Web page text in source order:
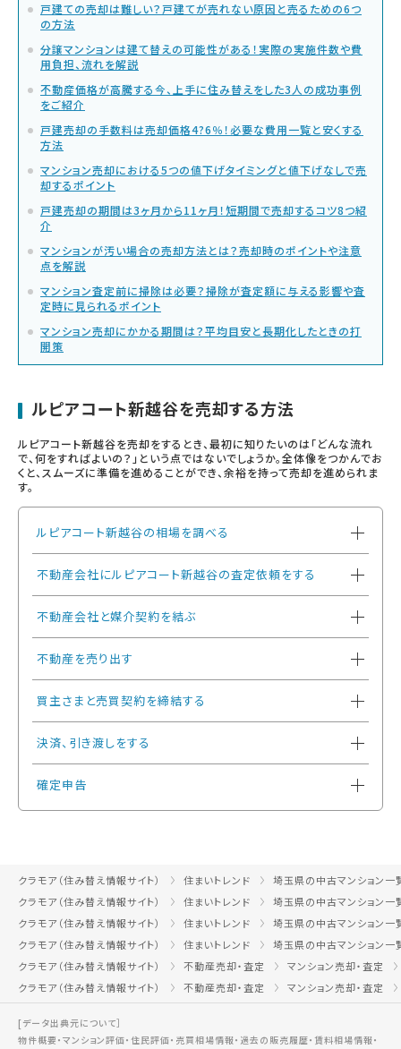
戸建ての売却は難しい？戸建てが売れない原因と売るための6つ
の方法
分譲マンションは建て替えの可能性がある！実際の実施件数や費
用負担、流れを解説
不動産価格が高騰する今、上手に住み替えをした3人の成功事例
をご紹介
戸建売却の手数料は売却価格4?6％！必要な費用一覧と安くする
方法
マンション売却における5つの値下げタイミングと値下げなしで売
却するポイント
戸建売却の期間は3ヶ月から11ヶ月！短期間で売却するコツ8つ紹
介
マンションが汚い場合の売却方法とは？売却時のポイントや注意
点を解説
マンション査定前に掃除は必要？掃除が査定額に与える影響や査
定時に見られるポイント
マンション売却にかかる期間は？平均目安と長期化したときの打
開策
ルピアコート新越谷を売却する方法
ルピアコート新越谷を売却をするとき、最初に知りたいのは「どんな流れ
で、何をすればよいの？」という点ではないでしょうか。全体像をつかんでお
くと、スムーズに準備を進めることができ、余裕を持って売却を進められま
す。
ルピアコート新越谷の相場を調べる
不動産会社にルピアコート新越谷の査定依頼をする
不動産会社と媒介契約を結ぶ
不動産を売り出す
買主さまと売買契約を締結する
決済、引き渡しをする
確定申告
クラモア（住み替え情報サイト） 住まいトレンド
埼玉県の中古マンション一
クラモア（住み替え情報サイト）
住まいトレンド
埼玉県の中古マンション一
クラモア（住み替え情報サイト）
住まいトレンド
埼玉県の中古マンション一
クラモア（住み替え情報サイト）
住まいトレンド
埼玉県の中古マンション一
クラモア（住み替え情報サイト）
不動産売却・査定
マンション売却・査定
クラモア（住み替え情報サイト）
不動産売却・査定 マンション売却・査定
[データ出典元について］
物件概要・マンション評価・住民評価・売買相場情報・過去の販売履歴・賃料相場情報・